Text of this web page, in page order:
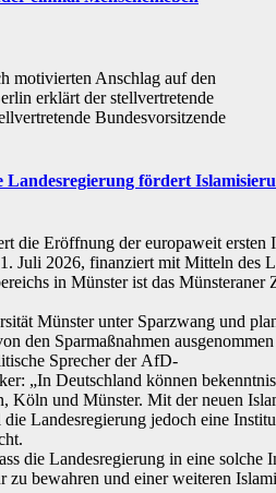
motivierten Anschlag auf den
erklärt der stellvertretende
Bundesvorsitzende
fördert
die Eröffnung der europaweit ersten
Juli 2026, finanziert mit Mitteln des
in Münster ist das
Münster unter Sparzwang und
den Sparmaßnahmen
Sprecher der AfD-
„In Deutschland können
Köln und Münster. Mit der neuen
Landesregierung jedoch eine
die Landesregierung in eine
bewahren und einer weiteren